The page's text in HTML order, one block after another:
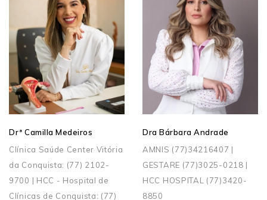
Drª Camilla Medeiros
Clínica Saúde Center Vitória
da Conquista: (77) 2102-
9700 | HCC - Hospital de
Clínicas de Conquista: (77)
Dra Bárbara Andrade
AMNIS (77)34216407 |
GESTARE (77)3025-0218 |
HCC HOSPITAL (77)3420-
8850